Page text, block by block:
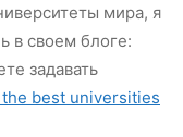
мира, я
в своем блоге:
задавать
best universities